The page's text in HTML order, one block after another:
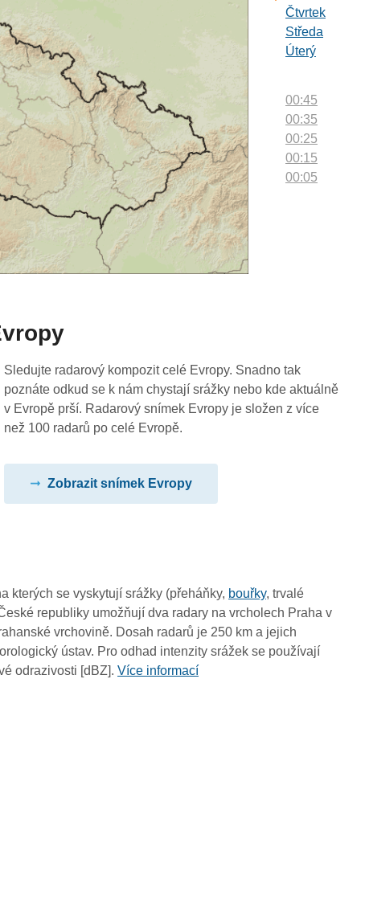
Čtvrtek
Středa
Úterý
00:45
00:35
00:25
00:15
00:05
Sledujte radarový kompozit celé Evropy. Snadno tak
poznáte odkud se k nám chystají srážky nebo kde aktuálně
v Evropě prší. Radarový snímek Evropy je složen z více
než 100 radarů po celé Evropě.
Zobrazit snímek Evropy
kterých se vyskytují srážky (přeháňky, bouřky, trvalé
republiky umožňují dva radary na vrcholech Praha v
vrchovině. Dosah radarů je 250 km a jejich
ústav. Pro odhad intenzity srážek se používají
odrazivosti [dBZ].Více informací